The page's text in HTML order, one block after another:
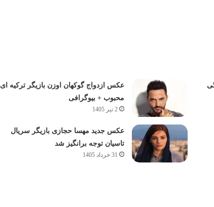
عکس ازدواج گوکهان اوزن بازیگر ترکیه ای
محبوب + بیوگرافی
2 تیر 1405
عکس جدید مهسا حجازی بازیگر سریال
تاسیان توجه برانگیز شد
31 خرداد 1405